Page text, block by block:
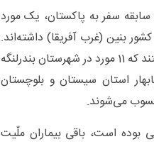
سفر به کشور امارات، 7 مورد سابقه سفر به پاکستان، یک مورد
بنین (غرب آفریقا) داشته‌اند.
12 بیمار بدون سابقه سفر به خارج از کشور هستند که 11 مورد در شهرستان بندرلنگه
استان سیستان و بلوچستان
می‌شوند.
بوده است، باقی بیماران ملّیت